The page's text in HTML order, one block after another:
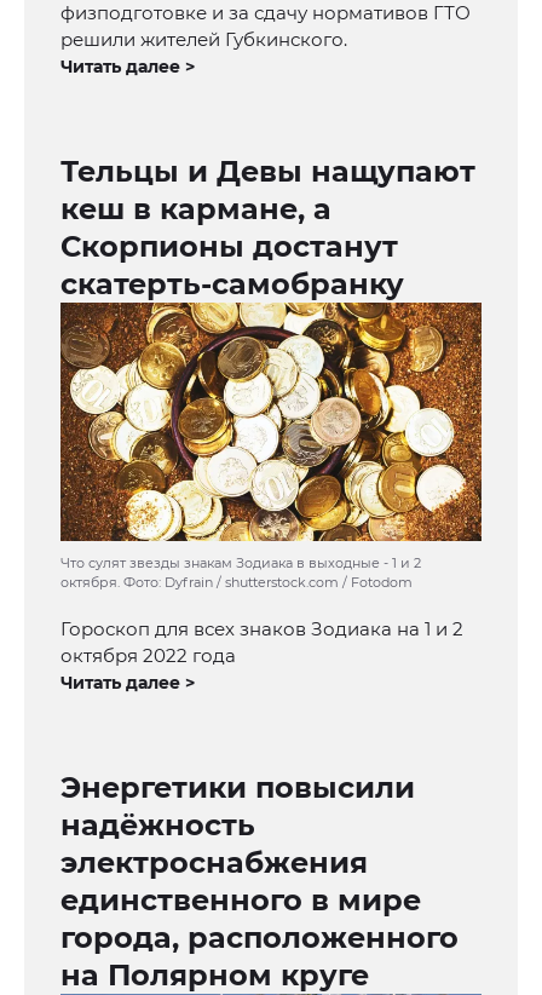
физподготовке и за сдачу нормативов ГТО
решили жителей Губкинского.
Читать далее >
Тельцы и Девы нащупают
кеш в кармане, а
Скорпионы достанут
скатерть-самобранку
Что сулят звезды знакам Зодиака в выходные - 1 и 2
октября. Фото: Dyfrain / shutterstock.com / Fotodom
Гороскоп для всех знаков Зодиака на 1 и 2
октября 2022 года
Читать далее >
Энергетики повысили
надёжность
электроснабжения
единственного в мире
города, расположенного
на Полярном круге